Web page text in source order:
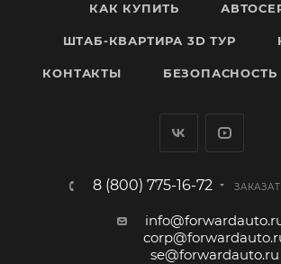
КАК КУПИТЬ
ШТАБ-КВАРТИРА 3D ТУР
КОНТАКТЫ
8 (800) 775-16-72
se@forwardauto.ru